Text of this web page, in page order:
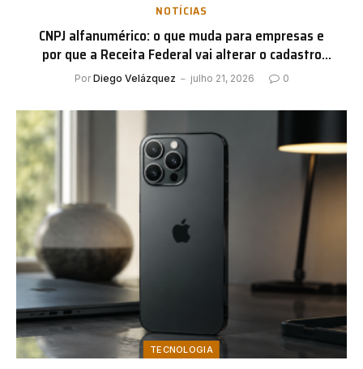
NOTÍCIAS
CNPJ alfanumérico: o que muda para empresas e
por que a Receita Federal vai alterar o cadastro
nacional
Por Diego Velázquez julho 21, 2026 0
TECNOLOGIA